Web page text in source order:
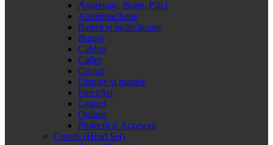
Angrenaje, Brațe, Plăci
Anvelope/Jante
Baterii și încărcătoare
Butuci
Cabluri
Cadre
Cricuri
Display și manete
Furci/Șei
Lanțuri
Oglinzi
Protectii si Accesorii
Cuvete (Head Set)